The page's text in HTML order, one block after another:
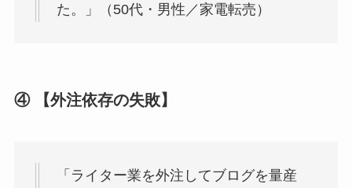
た。」（50代・男性／家電転売）
④ 【外注依存の失敗】
「ライター業を外注してブログを量産